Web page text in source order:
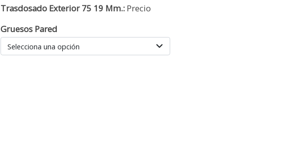
Trasdosado Exterior 75 19 Mm.: Precio
Gruesos Pared
Selecciona una opción